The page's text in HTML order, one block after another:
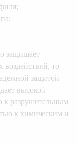
защищает
воздействий, то
защитой
высокой
к разрушительным
к химическим и